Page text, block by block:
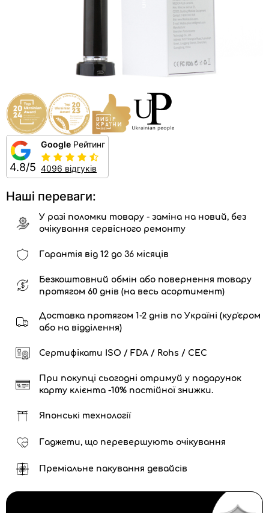
4.8/5
Google Рейтинг
4096 відгуків
Наші переваги:
У разі поломки товару - заміна на новий, без
очікування сервісного ремонту
Гарантія від 12 до 36 місяців
Безкоштовний обмін або повернення товару
протягом 60 днів (на весь асортимент)
Доставка протягом 1-2 днів по Україні (кур'єром
або на відділення)
Сертифікати ISO / FDA / Rohs / CEC
При покупці сьогодні отримуй у подарунок
карту клієнта -10% постійної знижки.
Японські технології
Гаджети, що перевершують очікування
Преміальне пакування девайсів